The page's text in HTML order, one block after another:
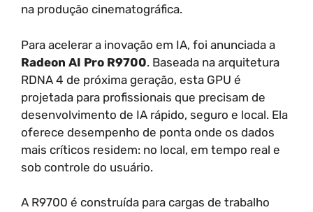
na produção cinematográfica.
Para acelerar a inovação em IA, foi anunciada a
Radeon AI Pro R9700. Baseada na arquitetura
RDNA 4 de próxima geração, esta GPU é
projetada para profissionais que precisam de
desenvolvimento de IA rápido, seguro e local. Ela
oferece desempenho de ponta onde os dados
mais críticos residem: no local, em tempo real e
sob controle do usuário.
A R9700 é construída para cargas de trabalho